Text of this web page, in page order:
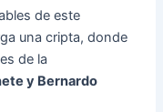
de este
una cripta, donde
de la
y Bernardo